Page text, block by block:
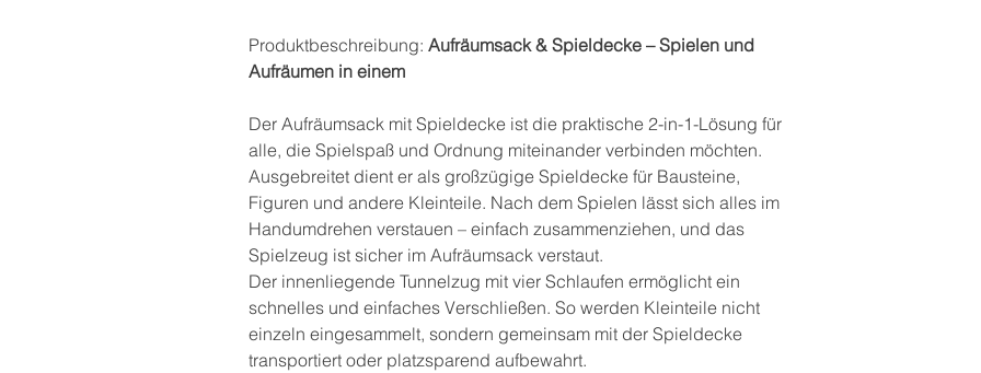
Produktbeschreibung: Aufräumsack & Spieldecke – Spielen und
Aufräumen in einem
Der Aufräumsack mit Spieldecke ist die praktische 2-in-1-Lösung für
alle, die Spielspaß und Ordnung miteinander verbinden möchten.
Ausgebreitet dient er als großzügige Spieldecke für Bausteine,
Figuren und andere Kleinteile. Nach dem Spielen lässt sich alles im
Handumdrehen verstauen – einfach zusammenziehen, und das
Spielzeug ist sicher im Aufräumsack verstaut.
Der innenliegende Tunnelzug mit vier Schlaufen ermöglicht ein
schnelles und einfaches Verschließen. So werden Kleinteile nicht
einzeln eingesammelt, sondern gemeinsam mit der Spieldecke
transportiert oder platzsparend aufbewahrt.